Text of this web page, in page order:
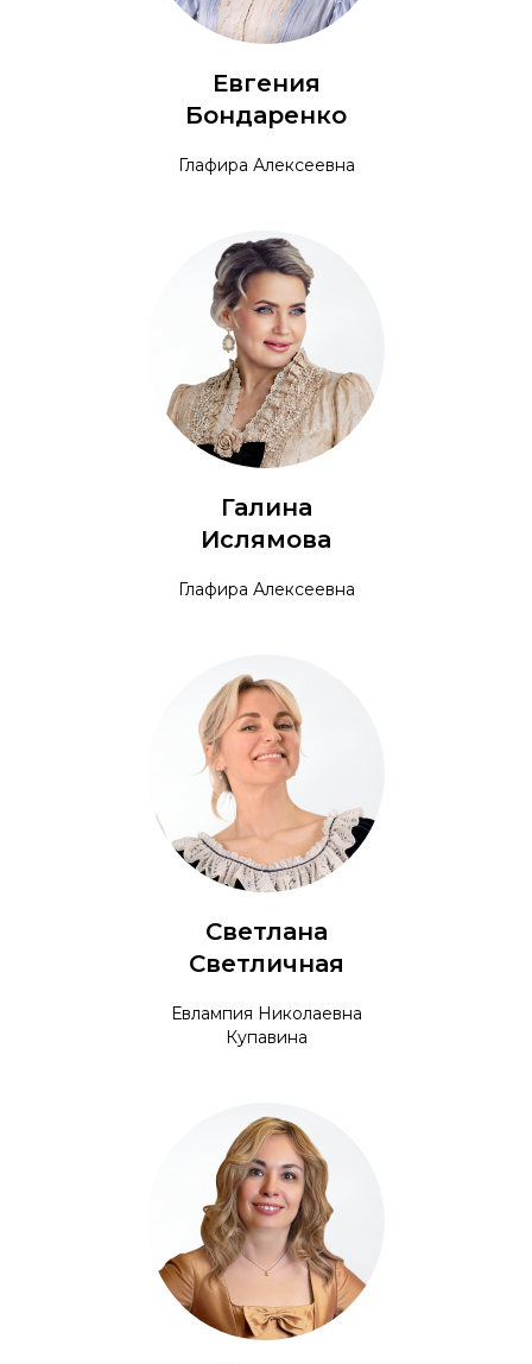
Евгения
Бондаренко
Глафира Алексеевна
Галина
Ислямова
Глафира Алексеевна
Светлана
Светличная
Евлампия Николаевна
Купавина